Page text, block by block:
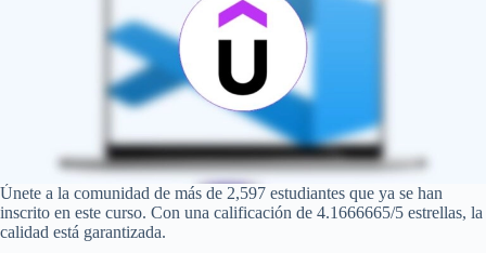
Únete a la comunidad de más de 2,597 estudiantes que ya se han
inscrito en este curso. Con una calificación de 4.1666665/5 estrellas, la
calidad está garantizada.